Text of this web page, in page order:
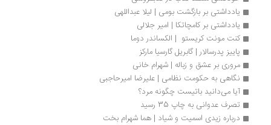
یادداشتی بر بازگشت بومی | لیلا عبداللهی
یادداشتی بر کامچاتکا | امیر جلالی
کنت مونت کریستو  | الکساندر دوما
پاییز پدرسالار | گابریل گارسیا مارکز
مروری بر عشق و زباله | شهرام خانی
نگاهی به حکومت نظامی | علیرضا امیرحاجبی
آیا می‌دانید باتیست چگونه مرد؟
تصرف عدوانی به چاپ 35 رسید
درباره زیدی اسمیت و شیاد | هما شهرام بخت